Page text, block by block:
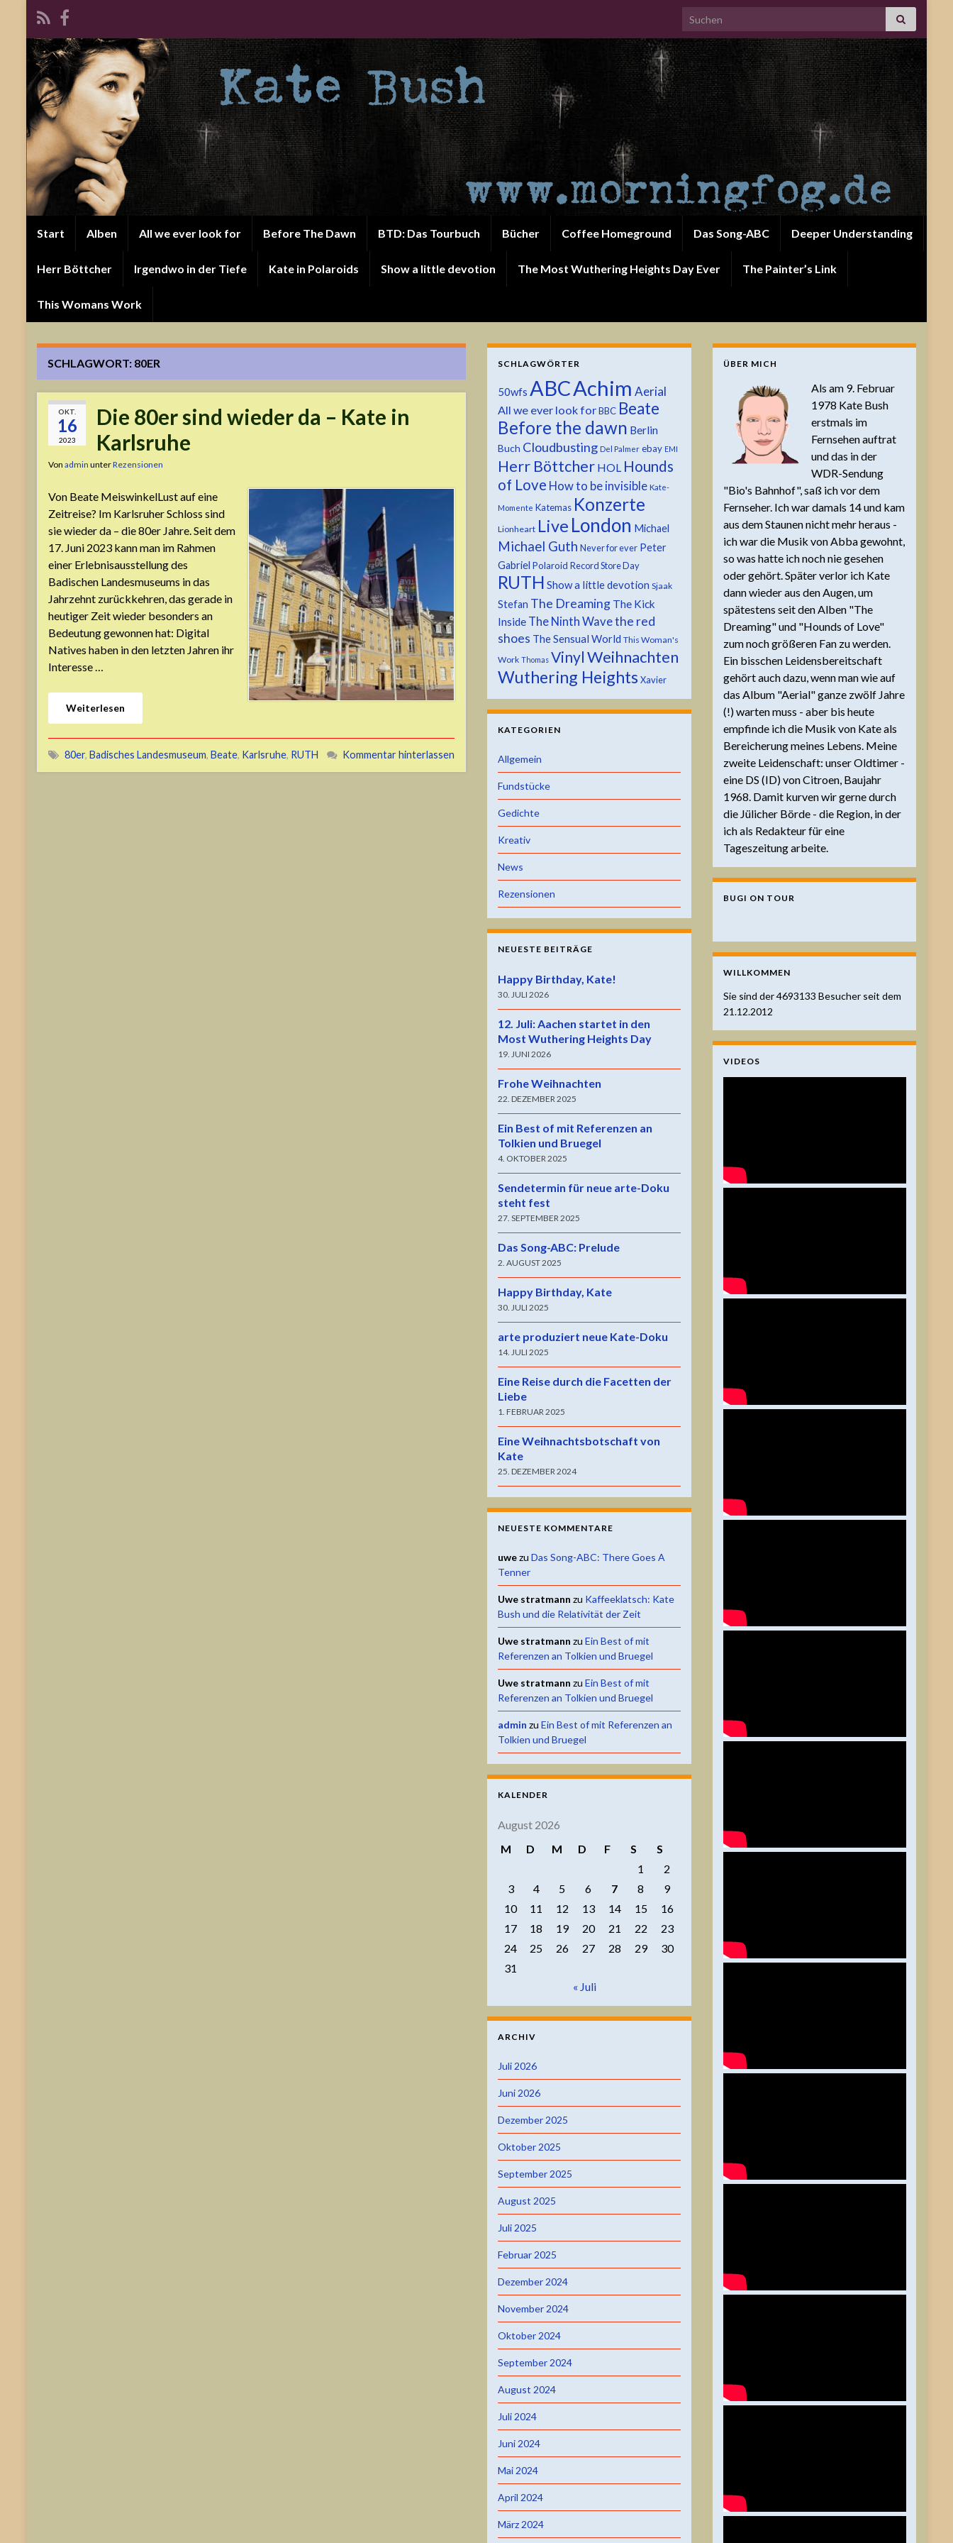
Search for:
Start Alben All we ever look for Before The Dawn BTD: Das Tourbuch Bücher Coffee Homeground Das Song-ABC Deeper Understanding
Herr Böttcher Irgendwo in der Tiefe Kate in Polaroids Show a little devotion The Most Wuthering Heights Day Ever The Painter’s Link
This Womans Work
SCHLAGWORT: 80ER
OKT.
16
2023
Die 80er sind wieder da – Kate in
Karlsruhe
Von admin unterRezensionen
Von Beate MeiswinkelLust auf eine
Zeitreise? Im Karlsruher Schloss sind
sie wieder da – die 80er Jahre. Seit dem
17. Juni 2023 kann man im Rahmen
einer Erlebnisausstellung des
Badischen Landesmuseums in das
Jahrzehnt zurückkehren, das gerade in
heutiger Zeit wieder besonders an
Bedeutung gewonnen hat: Digital
Natives haben in den letzten Jahren ihr
Interesse …
Weiterlesen
80er, Badisches Landesmuseum, Beate, Karlsruhe, RUTH Kommentar hinterlassen
SCHLAGWÖRTER
50wfs ABCAchim Aerial
All we ever look forBBC Beate
Before the dawn Berlin
Buch Cloudbusting Del Palmer ebay EMI
Herr Böttcher HOL Hounds
of Love How to be invisible Kate-
Momente Katemas Konzerte
Lionheart Live London Michael
Michael Guth Never for ever Peter
Gabriel Polaroid Record Store Day
RUTH Show a little devotion Sjaak
Stefan The Dreaming The Kick
Inside The Ninth Wavethe red
shoes The Sensual World This Woman's
Work Thomas VinylWeihnachten
Wuthering Heights Xavier
KATEGORIEN
Allgemein
Fundstücke
Gedichte
Kreativ
News
Rezensionen
NEUESTE BEITRÄGE
Happy Birthday, Kate!
30. JULI 2026
12. Juli: Aachen startet in den
Most Wuthering Heights Day
19. JUNI 2026
Frohe Weihnachten
22. DEZEMBER 2025
Ein Best of mit Referenzen an
Tolkien und Bruegel
4. OKTOBER 2025
Sendetermin für neue arte-Doku
steht fest
27. SEPTEMBER 2025
Das Song-ABC: Prelude
2. AUGUST 2025
Happy Birthday, Kate
30. JULI 2025
arte produziert neue Kate-Doku
14. JULI 2025
Eine Reise durch die Facetten der
Liebe
1. FEBRUAR 2025
Eine Weihnachtsbotschaft von
Kate
25. DEZEMBER 2024
NEUESTE KOMMENTARE
uwezu Das Song-ABC: There Goes A
Tenner
Uwe stratmann zu Kaffeeklatsch: Kate
Bush und die Relativität der Zeit
Uwe stratmann zu Ein Best of mit
Referenzen an Tolkien und Bruegel
Uwe stratmann zu Ein Best of mit
Referenzen an Tolkien und Bruegel
admin zu Ein Best of mit Referenzen an
Tolkien und Bruegel
KALENDER
August 2026
M
D M D F S
S
1
2
3
4 5 6 7 8
9
10
11 12 13 14 15
16
17
18 19 20 21 22
23
24
25 26 27 28 29
30
31
« Juli
ARCHIV
Juli 2026
Juni 2026
Dezember 2025
Oktober 2025
September 2025
August 2025
Juli 2025
Februar 2025
Dezember 2024
November 2024
Oktober 2024
September 2024
August 2024
Juli 2024
Juni 2024
Mai 2024
April 2024
März 2024
ÜBER MICH
Als am 9. Februar
1978 Kate Bush
erstmals im
Fernsehen auftrat
und das in der
WDR-Sendung
"Bio's Bahnhof", saß ich vor dem
Fernseher. Ich war damals 14 und kam
aus dem Staunen nicht mehr heraus -
ich war die Musik von Abba gewohnt,
so was hatte ich noch nie gesehen
oder gehört. Später verlor ich Kate
dann wieder aus den Augen, um
spätestens seit den Alben "The
Dreaming" und "Hounds of Love"
zum noch größeren Fan zu werden.
Ein bisschen Leidensbereitschaft
gehört auch dazu, wenn man wie auf
das Album "Aerial" ganze zwölf Jahre
(!) warten muss - aber bis heute
empfinde ich die Musik von Kate als
Bereicherung meines Lebens. Meine
zweite Leidenschaft: unser Oldtimer -
eine DS (ID) von Citroen, Baujahr
1968. Damit kurven wir gerne durch
die Jülicher Börde - die Region, in der
ich als Redakteur für eine
Tageszeitung arbeite.
BUGI ON TOUR
WILLKOMMEN
Sie sind der4693133 Besucher seit dem
21.12.2012
VIDEOS